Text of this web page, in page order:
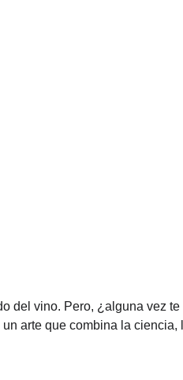
del vino. Pero, ¿alguna vez
arte que combina la